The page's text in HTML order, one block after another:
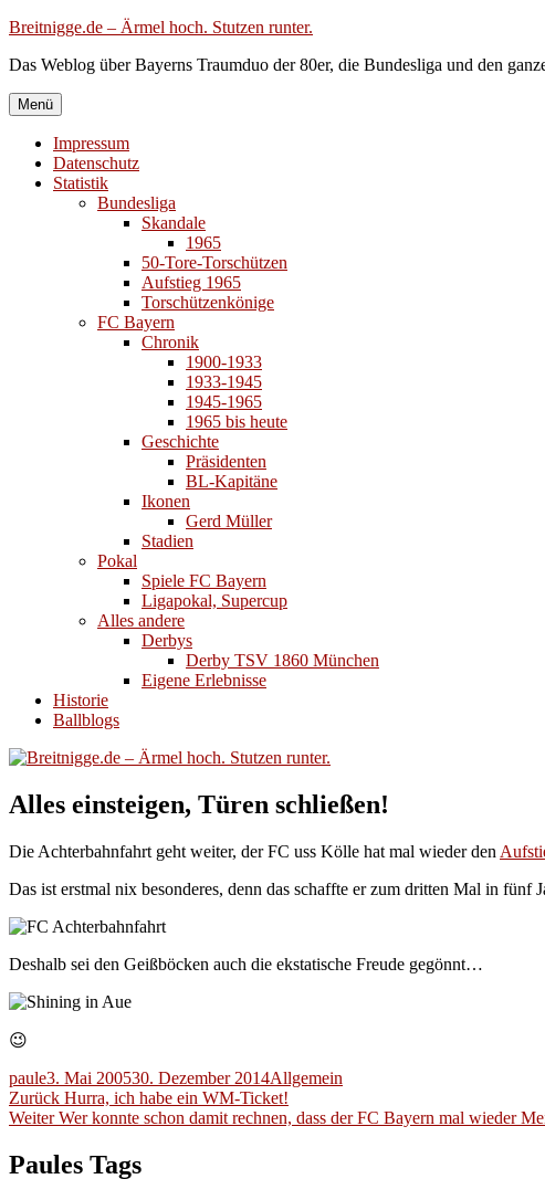
Zum
springen
Breitnigge.de – Ärmel hoch. Stutzen runter.
Das Weblog über Bayerns Traumduo der 80er, die Bundesliga und den
Menü
Impressum
Datenschutz
Statistik
Bundesliga
Skandale
1965
50-Tore-Torschützen
Aufstieg 1965
Torschützenkönige
FC Bayern
Chronik
1900-1933
1933-1945
1945-1965
1965 bis heute
Geschichte
Präsidenten
BL-Kapitäne
Ikonen
Gerd Müller
Stadien
Pokal
Spiele FC Bayern
Ligapokal, Supercup
Alles andere
Derbys
Derby TSV 1860 München
Eigene Erlebnisse
Historie
Ballblogs
Alles einsteigen, Türen schließen!
Die Achterbahnfahrt geht weiter, der FC uss Kölle hat mal wieder den
Das ist erstmal nix besonderes, denn das schaffte er zum dritten Mal in fünf
Deshalb sei den Geißböcken auch die ekstatische Freude gegönnt…
😉
Autor
pauleVeröffentlicht
am
3. Mai 200530. Dezember 2014Kategorien
Allgemein
Beitragsnavigation
Zurück Vorheriger
Beitrag:
Hurra, ich habe ein WM-Ticket!
Weiter Nächster
Wer konnte schon damit rechnen, dass der FC Bayern mal wieder
Paules Tags